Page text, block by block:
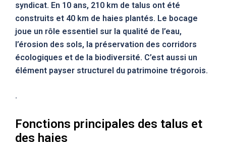
syndicat. En 10 ans, 210 km de talus ont été
construits et 40 km de haies plantés. Le bocage
joue un rôle essentiel sur la qualité de l’eau,
l’érosion des sols, la préservation des corridors
écologiques et de la biodiversité. C’est aussi un
élément payser structurel du patrimoine trégorois.
.
Fonctions principales des talus et
des haies